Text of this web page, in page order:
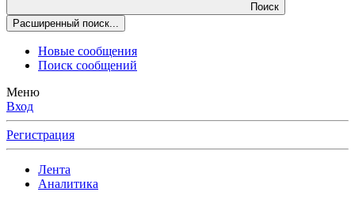
Поиск
Расширенный поиск...
Новые сообщения
Поиск сообщений
Меню
Вход
Регистрация
Лента
Аналитика